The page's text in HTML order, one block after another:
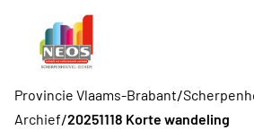
Provincie Vlaams-Brabant/
Archief/20251118 Korte wandeling